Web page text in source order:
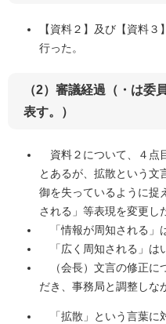
【資料２】及び【資料
行った。
（2）審議経過（・は
表す。）
資料２について、４点
とあるが、拡散という文
御を失っているように捉
される」等表現を変更し
「情報が周知される」
「広く周知される」は
（会長）文言の修正に
だき、事務局と調整しな
「拡散」という言葉に